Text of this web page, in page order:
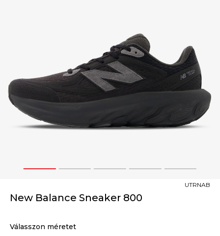
1 2 3 4 5
New Balance Sneaker 800
UTRNAB
Válasszon méretet